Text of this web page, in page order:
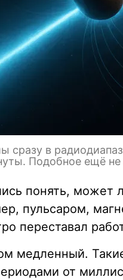
сразу в
Подобное ещё не
понять, может
пульсаром,
переставал
медленный.
от